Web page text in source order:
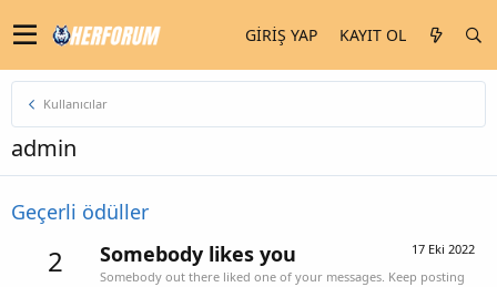
GIRIŞ YAP KAYIT OL
Kullanıcılar
admin
Geçerli ödüller
2 17 Eki 2022
Somebody likes you
Somebody out there liked one of your messages. Keep posting